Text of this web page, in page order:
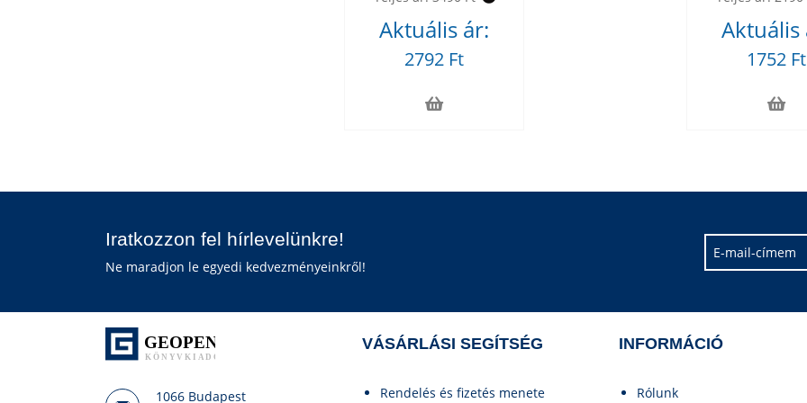
Aktuális ár:
2792 Ft
Aktuális
1752 Ft
Iratkozzon fel hírlevelünkre!
Ne maradjon le egyedi kedvezményeinkről!
1066 Budapest
VÁSÁRLÁSI SEGÍTSÉG
Rendelés és fizetés menete
INFORMÁCIÓ
Rólunk